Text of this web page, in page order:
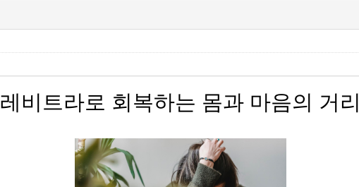
레비트라로 회복하는 몸과 마음의 거리